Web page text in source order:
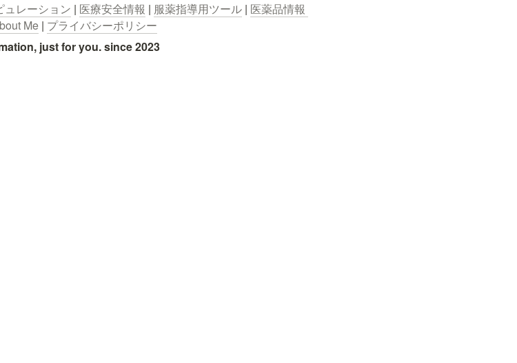
ュレーション | 医療安全情報 | 服薬指導用ツール | 医薬品情報
Me | プライバシーポリシー
just for you. since 2023